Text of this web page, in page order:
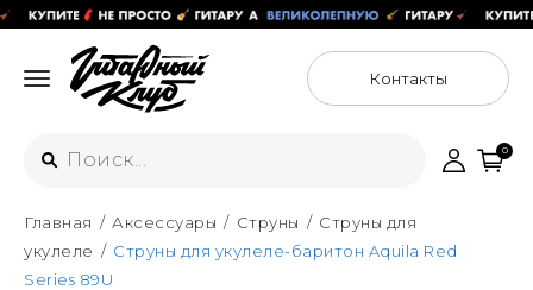
Контакты
Интернет-магазин
+7 (925) 125-54-44
0
Главная Аксессуары Струны
Струны для
укулеле
Струны для укулеле-баритон Aquila Red
Series 89U